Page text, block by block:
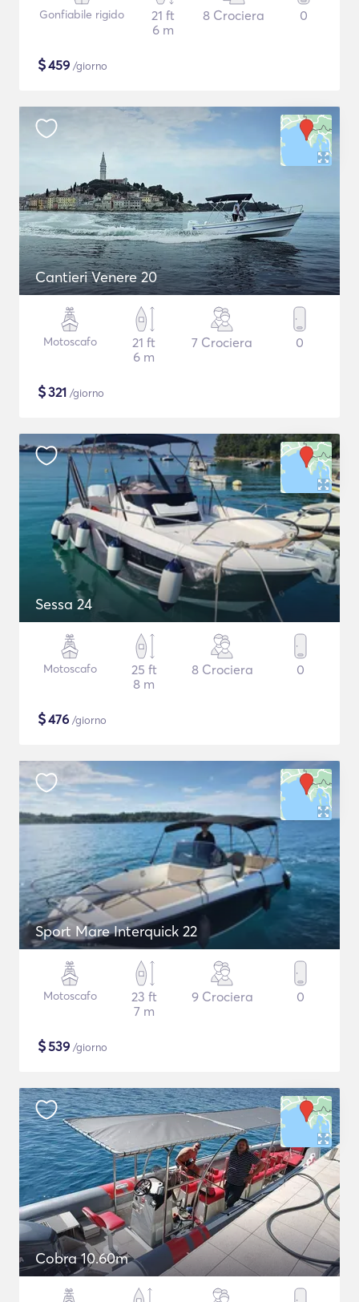
Gonfiabile rigido
21 ft
6 m
8 Crociera 0
$459 /giorno
Cantieri Venere 20
Motoscafo
21 ft
6 m
7 Crociera 0
$321 /giorno
Sessa 24
Motoscafo
25 ft
8 m
8 Crociera 0
$476 /giorno
Sport Mare Interquick 22
Motoscafo
23 ft
7 m
9 Crociera 0
$539 /giorno
Cobra 10.60m